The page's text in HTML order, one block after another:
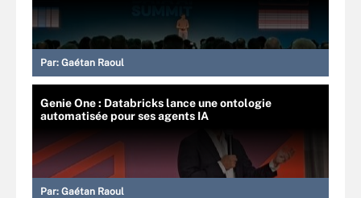
Par: Gaétan Raoul
Genie One : Databricks lance une ontologie
automatisée pour ses agents IA
Par: Gaétan Raoul